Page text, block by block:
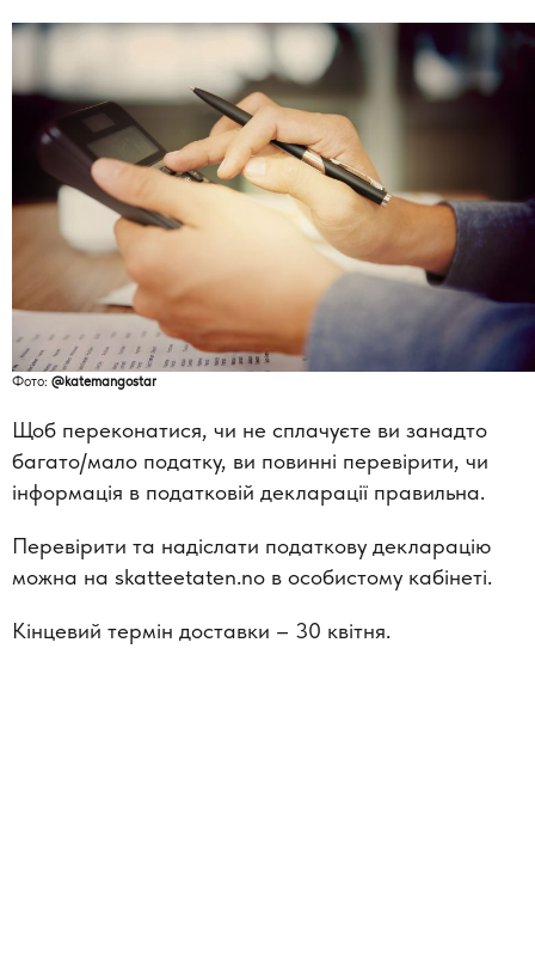
Фото: @katemangostar
Щоб переконатися, чи не сплачуєте ви занадто
багато/мало податку, ви повинні перевірити, чи
інформація в податковій декларації правильна.
Перевірити та надіслати податкову декларацію
можна на skatteetaten.no в особистому кабінеті.
Кінцевий термін доставки – 30 квітня.